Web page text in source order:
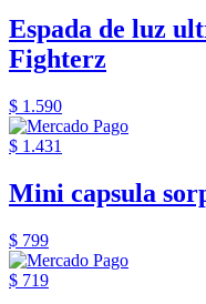
Espada de luz
Fighterz
$ 1.590
$ 1.431
Mini capsula
$ 799
$ 719